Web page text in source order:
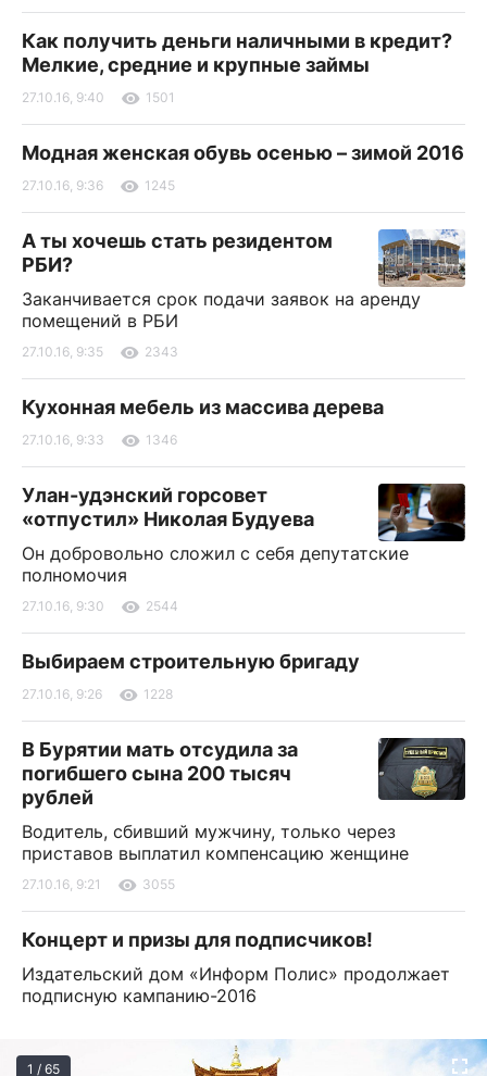
Как получить деньги наличными в кредит?
Мелкие, средние и крупные займы
27.10.16, 9:40 1501
Модная женская обувь осенью – зимой 2016
27.10.16, 9:36 1245
А ты хочешь стать резидентом
РБИ?
Заканчивается срок подачи заявок на аренду
помещений в РБИ
27.10.16, 9:35 2343
Кухонная мебель из массива дерева
27.10.16, 9:33 1346
Улан-удэнский горсовет
«отпустил» Николая Будуева
Он добровольно сложил с себя депутатские
полномочия
27.10.16, 9:30 2544
Выбираем строительную бригаду
27.10.16, 9:26 1228
В Бурятии мать отсудила за
погибшего сына 200 тысяч
рублей
Водитель, сбивший мужчину, только через
приставов выплатил компенсацию женщине
27.10.16, 9:21 3055
Концерт и призы для подписчиков!
Издательский дом «Информ Полис» продолжает
подписную кампанию-2016
1 / 65